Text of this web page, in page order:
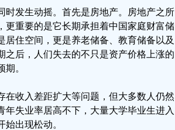
时发生动摇。首先是房地产。房地产之所
更重要的是它长期承担着中国家庭财富储
住空间，更是养老储备、教育储备以及
后，人们失去的不只是资产价格上涨的
。
收入差距扩大等问题，但大多数人仍然
失业率居高不下，大量大学毕业生进入
出现松动。